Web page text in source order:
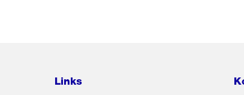
Links